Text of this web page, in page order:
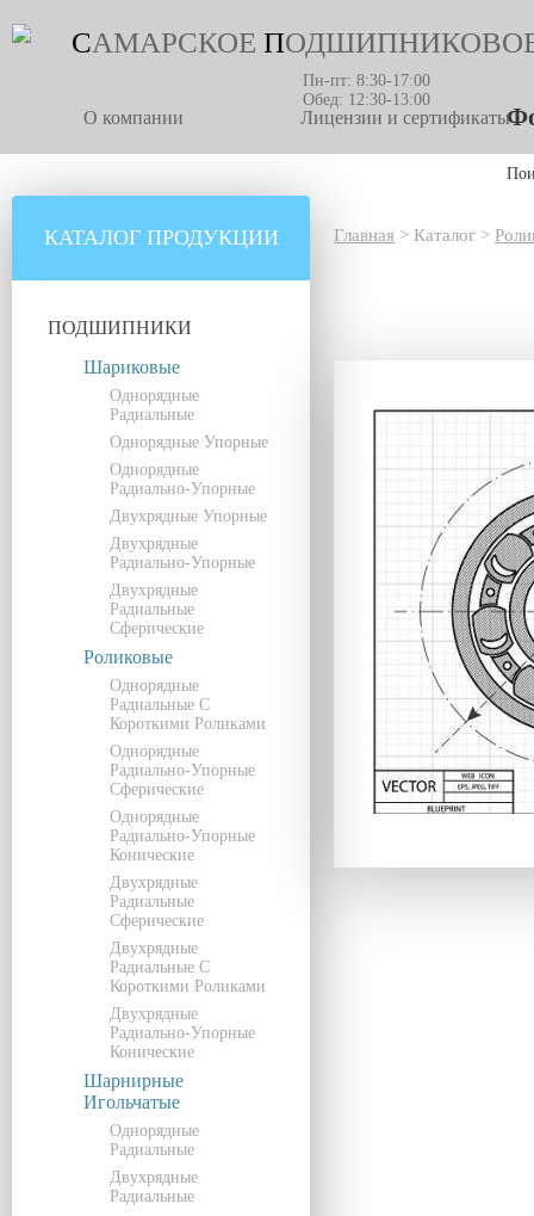
САМАРСКОЕ П
Пн-пт: 8:30-17:00
Обед: 12:30-13:00
О компании Лицензии и сертификаты
КАТАЛОГ ПРОДУКЦИИ
ПОДШИПНИКИ
Шариковые
Однорядные
Радиальные
Однорядные Упорные
Однорядные
Радиально-Упорные
Двухрядные Упорные
Двухрядные
Радиально-Упорные
Двухрядные
Радиальные
Сферические
Роликовые
Однорядные
Радиальные С
Короткими Роликами
Однорядные
Радиально-Упорные
Сферические
Однорядные
Радиально-Упорные
Конические
Двухрядные
Радиальные
Сферические
Двухрядные
Радиальные С
Короткими Роликами
Двухрядные
Радиально-Упорные
Конические
Шарнирные
Игольчатые
Однорядные
Радиальные
Двухрядные
Радиальные
Главная > Каталог >